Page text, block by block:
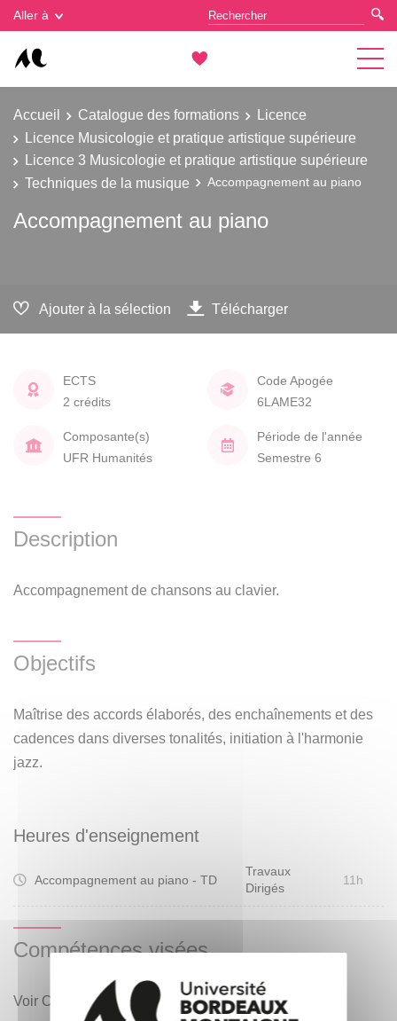
Aller à
Accueil Catalogue des formations
Licence
Licence Musicologie et pratique artistique supérieure
Licence 3 Musicologie et pratique artistique supérieure
Techniques de la musique
Accompagnement au piano
Accompagnement au piano
Ajouter à la sélection Télécharger
ECTS
2 crédits
Code Apogée
6LAME32
Composante(s)
UFR Humanités
Période de l'année
Semestre 6
Description
Accompagnement de chansons au clavier.
Objectifs
Maîtrise des accords élaborés, des enchaînements et des
cadences dans diverses tonalités, initiation à l'harmonie
jazz.
Heures d'enseignement
Accompagnement au piano - TD
Travaux
Dirigés
11h
Compétences visées
Voir Objectifs.
Gestion des cookies